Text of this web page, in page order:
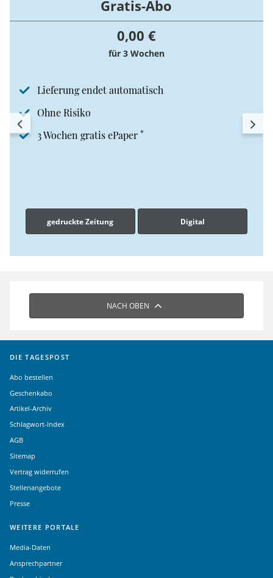
Gratis-Abo
0,00 €
für 3 Wochen
Lieferung endet automatisch
Ohne Risiko
3 Wochen gratis ePaper *
gedruckte Zeitung Digital
NACH OBEN
DIE TAGESPOST
Abo bestellen
Geschenkabo
Artikel-Archiv
Schlagwort-Index
AGB
Sitemap
Vertrag widerrufen
Stellenangebote
Presse
WEITERE PORTALE
Media-Daten
Ansprechpartner